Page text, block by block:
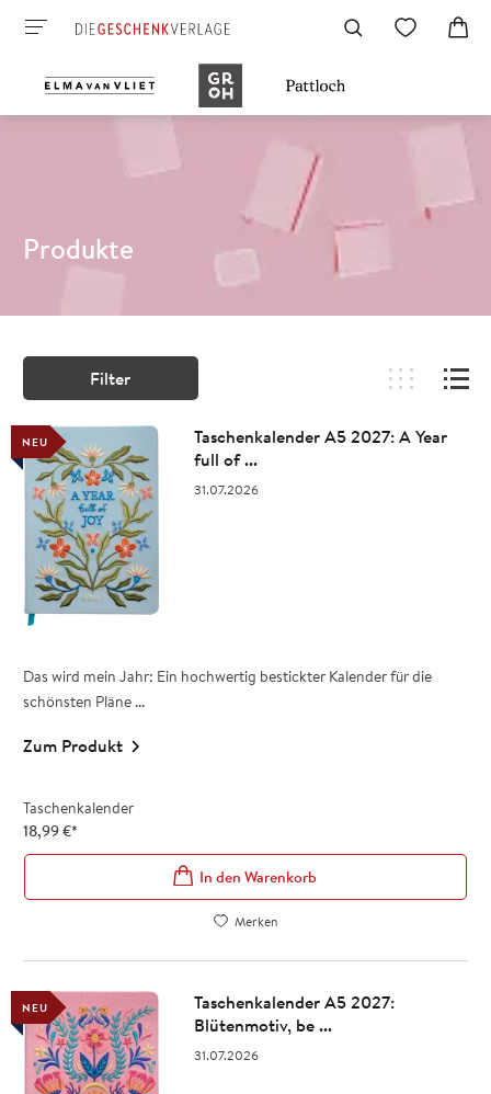
Produkte
Filter
NEU
Taschenkalender A5 2027: A Year
full of ...
31.07.2026
Das wird mein Jahr: Ein hochwertig bestickter Kalender für die
schönsten Pläne ...
Zum Produkt
Taschenkalender
18,99€*
In den Warenkorb
Merken
NEU
Taschenkalender A5 2027:
Blütenmotiv, be ...
31.07.2026